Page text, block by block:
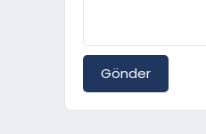
Gönder